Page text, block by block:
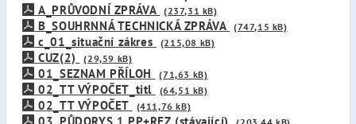
A_PRŮVODNÍ ZPRÁVA
(237,31 kB)
B_SOUHRNNÁ TECHNICKÁ ZPRÁVA (747,15 kB)
c_01_situační zákres (215,08 kB)
CUZ(2) (29,59 kB)
01_SEZNAM PŘÍLOH (71,63 kB)
02_TT VÝPOČET_titl (64,51 kB)
02_TT VÝPOČET (411,76 kB)